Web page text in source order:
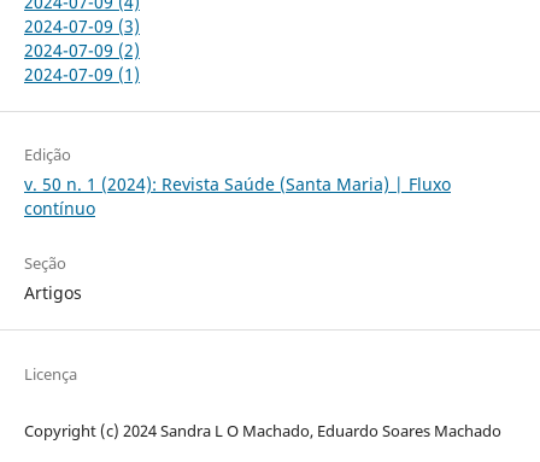
2024-07-09 (3)
2024-07-09 (2)
2024-07-09 (1)
Edição
v. 50 n. 1 (2024): Revista Saúde (Santa Maria) | Fluxo
contínuo
Seção
Artigos
Licença
Copyright (c) 2024 Sandra L O Machado, Eduardo Soares Machado